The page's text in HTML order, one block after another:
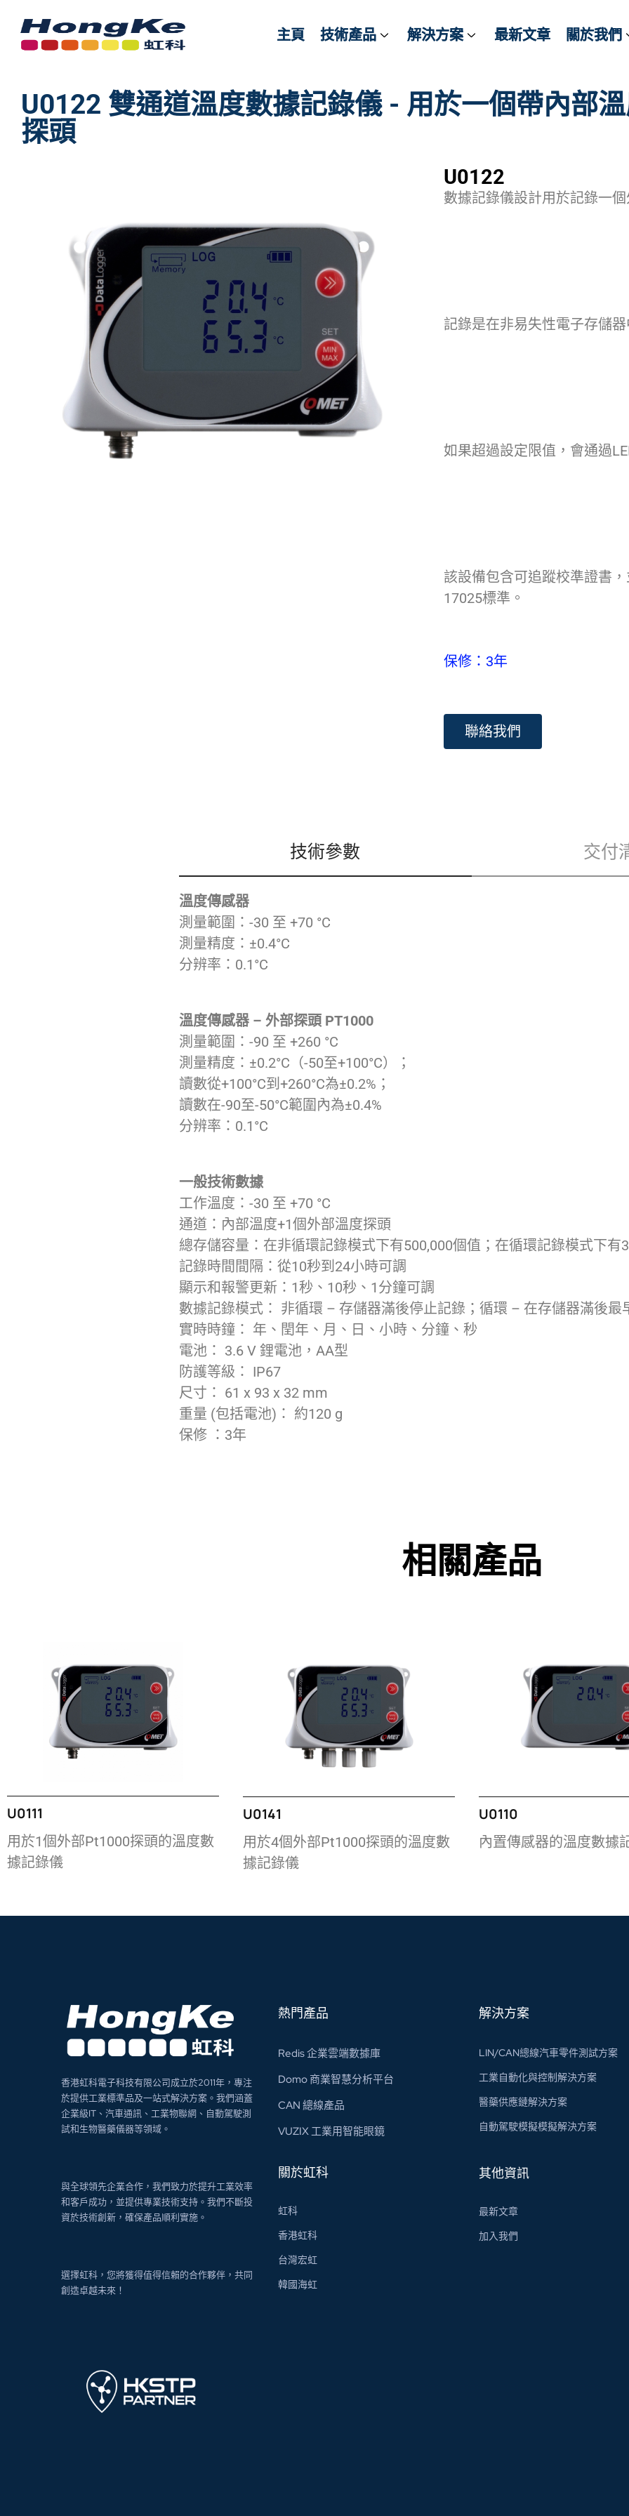
主頁 技術產品 解決方案 最新文章 關於我們
主頁 技術產品 解決方案 最新文章 關於我們
U0122 雙通道溫度數據記錄儀 - 用於一個帶內部
探頭
U0122
數據記錄儀設計用於記錄一
記錄是在非易失性電子存儲
如果超過設定限值，會通過
該設備包含可追蹤校準證書
17025標準。
保修：3年
聯絡我們
技術參數 交付
溫度傳感器
測量範圍：-30 至 +70 °C
測量精度：±0.4°C
分辨率：0.1°C
溫度傳感器 – 外部探頭 PT1000
測量範圍：-90 至 +260 °C
測量精度：±0.2°C（-50至+100°C）；
讀數從+100°C到+260°C為±0.2%；
讀數在-90至-50°C範圍內為±0.4%
分辨率：0.1°C
一般技術數據
工作溫度：-30 至 +70 °C
通道：內部溫度+1個外部溫度探頭
總存儲容量：在非循環記錄模式下有500,000個值；在循環記錄模式下有
記錄時間間隔：從10秒到24小時可調
顯示和報警更新：1秒、10秒、1分鐘可調
數據記錄模式： 非循環 – 存儲器滿後停止記錄；循環 – 在存儲器滿後最
實時時鐘： 年、閏年、月、日、小時、分鐘、秒
電池： 3.6 V 鋰電池，AA型
防護等級： IP67
尺寸： 61 x 93 x 32 mm
重量 (包括電池)： 約120 g
保修 ：3年
相關產品
U0111
用於1個外部Pt1000探頭的溫度數
據記錄儀
U0141
用於4個外部Pt1000探頭的溫度數
據記錄儀
U0110
內置傳感器的溫度數據
香港虹科電子科技有限公司成立於2011年，專注
於提供工業標準品及一站式解決方案。我們涵蓋
企業級IT、汽車通訊、工業物聯網、自動駕駛測
試和生物醫藥儀器等領域。
與全球領先企業合作，我們致力於提升工業效率
和客戶成功，並提供專業技術支持。我們不斷投
資於技術創新，確保產品順利實施。
選擇虹科，您將獲得值得信賴的合作夥伴，共同
創造卓越未來！
熱門產品
Redis 企業雲端數據庫
Domo 商業智慧分析平台
CAN 總線​產品
VUZIX 工業用智能眼鏡
關於虹科
虹科
香港虹科
台灣宏虹
韓國海虹
解決方案
LIN/CAN總線汽車零件測試方案
工業自動化與控制解決方案
醫藥供應鏈解決方案
自動駕駛模擬模擬解決方案
其他資訊
最新文章
加入我們